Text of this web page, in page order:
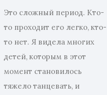
Это сложный период. Кто-
то проходит его легко, кто-
то нет. Я видела многих
детей, которым в этот
момент становилось
тяжело танцевать, и